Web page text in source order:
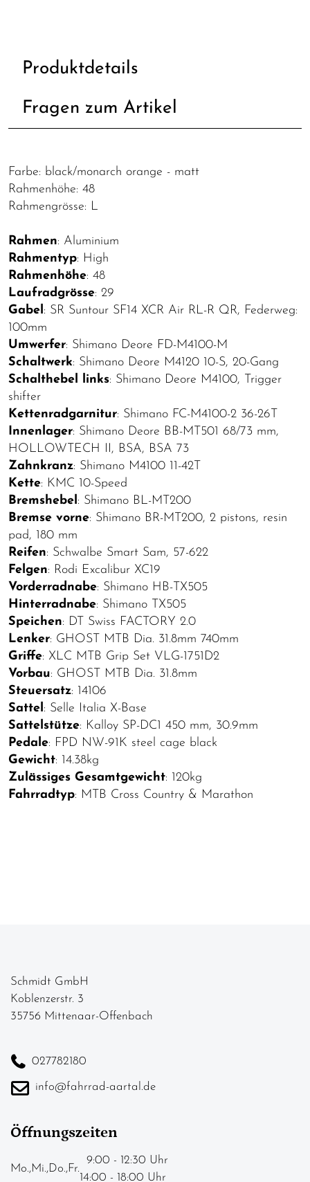
Produktdetails
Fragen zum Artikel
Farbe: black/monarch orange - matt
Rahmenhöhe: 48
Rahmengrösse: L
Rahmen: Aluminium
Rahmentyp: High
Rahmenhöhe: 48
Laufradgrösse: 29
Gabel : SR Suntour SF14 XCR Air RL-R QR, Federweg:
100mm
Umwerfer: Shimano Deore FD-M4100-M
Schaltwerk: Shimano Deore M4120 10-S, 20-Gang
Schalthebel links: Shimano Deore M4100, Trigger
shifter
Kettenradgarnitur: Shimano FC-M4100-2 36-26T
Innenlager: Shimano Deore BB-MT501 68/73 mm,
HOLLOWTECH II, BSA, BSA 73
Zahnkranz: Shimano M4100 11-42T
Kette: KMC 10-Speed
Bremshebel : Shimano BL-MT200
Bremse vorne: Shimano BR-MT200, 2 pistons, resin
pad, 180 mm
Reifen: Schwalbe Smart Sam, 57-622
Felgen: Rodi Excalibur XC19
Vorderradnabe: Shimano HB-TX505
Hinterradnabe: Shimano TX505
Speichen: DT Swiss FACTORY 2.0
Lenker: GHOST MTB Dia. 31.8mm 740mm
Griffe: XLC MTB Grip Set VLG-1751D2
Vorbau: GHOST MTB Dia. 31.8mm
Steuersatz: 14106
Sattel : Selle Italia X-Base
Sattelstütze: Kalloy SP-DC1 450 mm, 30.9mm
Pedale: FPD NW-91K steel cage black
Gewicht: 14.38kg
Zulässiges Gesamtgewicht: 120kg
Fahrradtyp: MTB Cross Country & Marathon
Schmidt GmbH
Koblenzerstr. 3
35756 Mittenaar-Offenbach
027782180
info@fahrrad-aartal.de
Öffnungszeiten
Mo.,Mi.,Do.,Fr.
9:00 - 12:30 Uhr
14:00 - 18:00 Uhr